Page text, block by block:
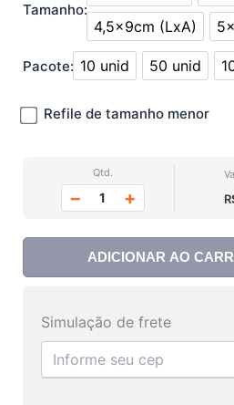
Tamanho: 3x4cm (LxA)
4,5x9cm (LxA)
4,5x9cm
Pacote: 10 unid
10 unid
50 unid
50 unid
Refile de tamanho menor
Qtd.
− +
ADICIONAR AO
Simulação de frete